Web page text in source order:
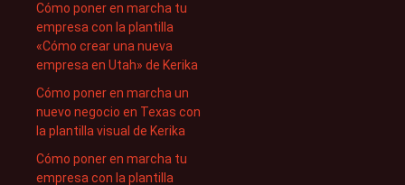
Cómo poner en marcha tu
empresa con la plantilla
«Cómo crear una nueva
empresa en Utah» de Kerika
Cómo poner en marcha un
nuevo negocio en Texas con
la plantilla visual de Kerika
Cómo poner en marcha tu
empresa con la plantilla